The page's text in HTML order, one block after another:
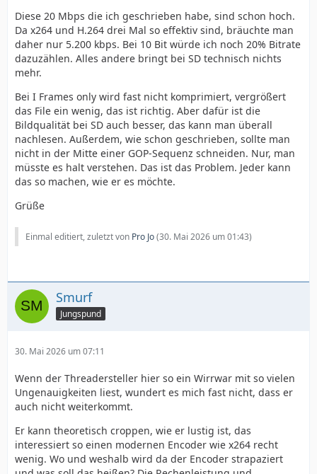
Diese 20 Mbps die ich geschrieben habe, sind schon hoch.
Da x264 und H.264 drei Mal so effektiv sind, bräuchte man
daher nur 5.200 kbps. Bei 10 Bit würde ich noch 20% Bitrate
dazuzählen. Alles andere bringt bei SD technisch nichts
mehr.
Bei I Frames only wird fast nicht komprimiert, vergrößert
das File ein wenig, das ist richtig. Aber dafür ist die
Bildqualität bei SD auch besser, das kann man überall
nachlesen. Außerdem, wie schon geschrieben, sollte man
nicht in der Mitte einer GOP-Sequenz schneiden. Nur, man
müsste es halt verstehen. Das ist das Problem. Jeder kann
das so machen, wie er es möchte.
Grüße
Einmal editiert, zuletzt von Pro Jo(30. Mai 2026 um 01:43)
Smurf
Jungspund
30. Mai 2026 um 07:11
Wenn der Threadersteller hier so ein Wirrwar mit so vielen
Ungenauigkeiten liest, wundert es mich fast nicht, dass er
auch nicht weiterkommt.
Er kann theoretisch croppen, wie er lustig ist, das
interessiert so einen modernen Encoder wie x264 recht
wenig. Wo und weshalb wird da der Encoder strapaziert